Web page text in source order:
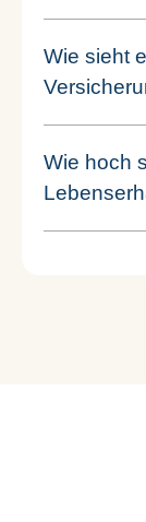
Wie sieht
Wie hoch